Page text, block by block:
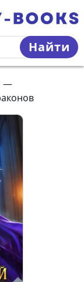
Найти
—